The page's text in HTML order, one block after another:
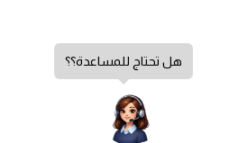
هل تحتاج للمساعدة؟؟